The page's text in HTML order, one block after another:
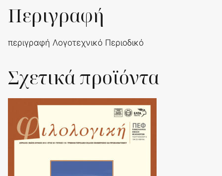
Περιγραφή
περιγραφή Λογοτεχνικό Περιοδικό
Σχετικά προϊόντα